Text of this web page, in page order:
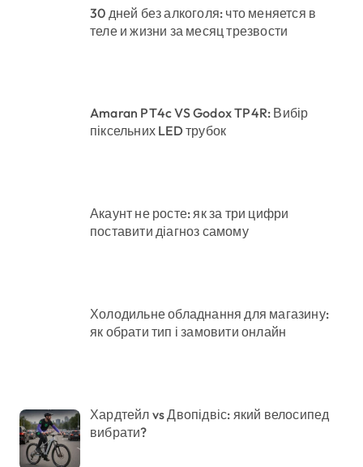
30 дней без алкоголя: что меняется в
теле и жизни за месяц трезвости
Amaran PT4c VS Godox TP4R: Вибір
піксельних LED трубок
Акаунт не росте: як за три цифри
поставити діагноз самому
Холодильне обладнання для магазину:
як обрати тип і замовити онлайн
Хардтейл vs Двопідвіс: який велосипед
вибрати?